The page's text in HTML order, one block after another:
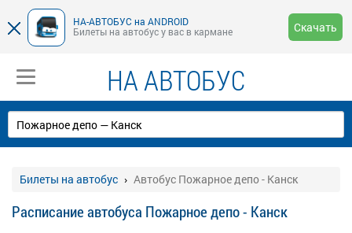
НА-АВТОБУС на ANDROID
Билеты на автобус у вас в кармане
Скачать
НА АВТОБУС
Билеты на автобус Автобус Пожарное депо - Канск
Расписание автобуса Пожарное депо - Канск